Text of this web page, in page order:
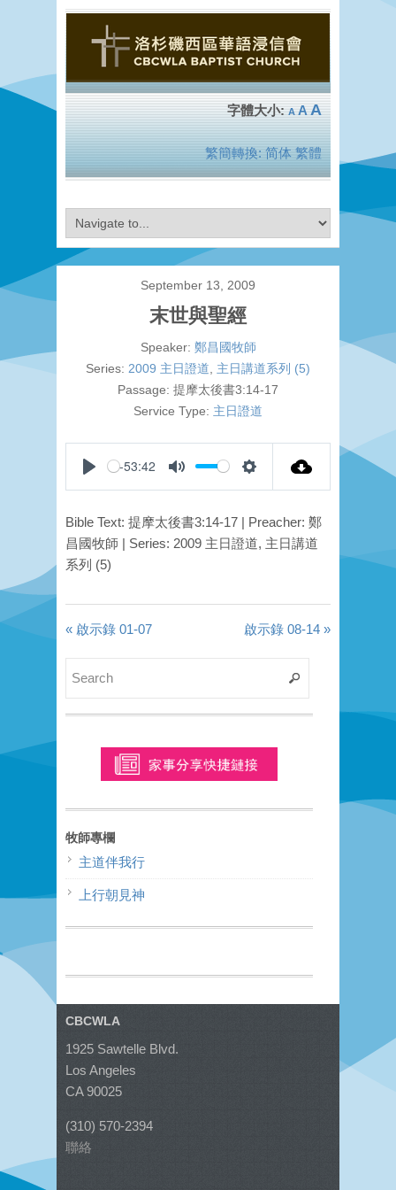
A A A
繁簡轉換: 简体 繁體
September 13, 2009
末世與聖經
Speaker: 鄭昌國牧師
Series: 2009 主日證道
主日講道系列 (5)
Passage: 提摩太後書3:14-17
Service Type: 主日證道
Play
-53:42
Mute Settings
Bible Text: 提摩太後書3:14-17 | Preacher: 鄭
昌國牧師 | Series: 2009 主日證道, 主日講道
系列 (5)
« 啟示錄 01-07 啟示錄 08-14 »
牧師專欄
主道伴我行
上行朝見神
CBCWLA
1925 Sawtelle Blvd.
Los Angeles
CA 90025
(310) 570-2394
聯絡